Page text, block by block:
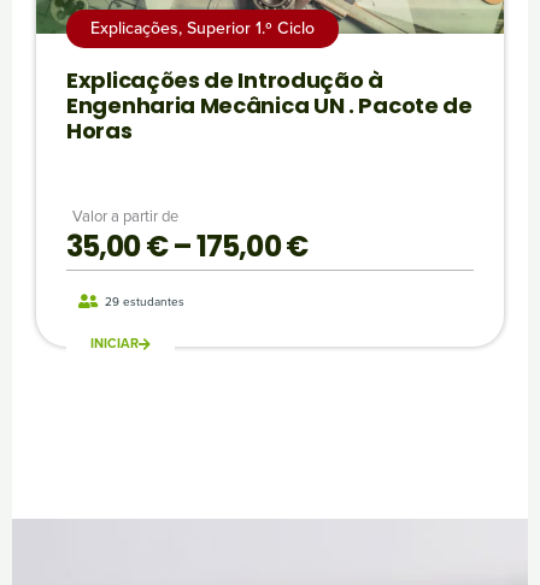
n
g
3
,
Explicações,Superior 1.º Ciclo
Explicações de Introdução à
Engenharia Mecânica UN . Pacote de
Horas
Valor a partir de
35,00€–175,00€P
i
r
29 estudantes
INICIAR